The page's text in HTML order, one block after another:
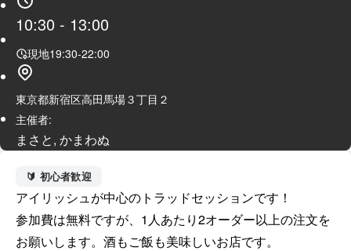
10:30 - 13:00
現地19:30-22:00
東京都新宿区高田馬場３丁目２
主催者:
まさと, かまわぬ
🔰 初心者歓迎
アイリッシュが中心のトラッドセッションです！
参加費は無料ですが、1人あたり2オーダー以上の注文を
お願いします。酒もご飯も美味しいお店です。